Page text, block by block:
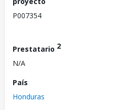
P007354
Prestatario 2
N/A
País
Honduras